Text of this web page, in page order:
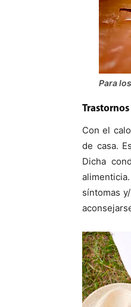
Para
Con el
de casa.
Dicha
síntomas